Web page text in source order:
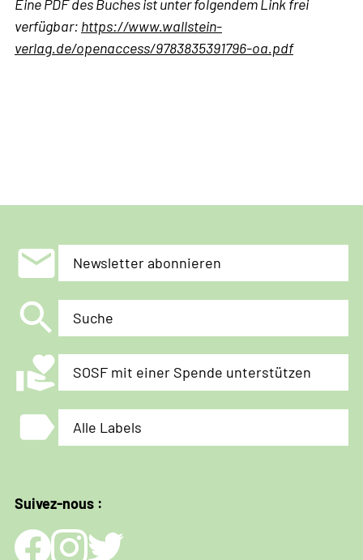
Eine PDF des Buches ist unter folgendem Link frei
verfügbar: https://www.wallstein-
verlag.de/openaccess/9783835391796-oa.pdf
mail Newsletter abonnieren
search Suche
volunteer_activism SOSF mit einer Spende unterstützen
label Alle Labels
Suivez-nous :